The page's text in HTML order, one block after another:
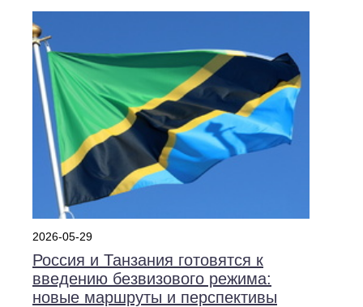
2026-05-29
Россия и Танзания готовятся к
введению безвизового режима:
новые маршруты и перспективы